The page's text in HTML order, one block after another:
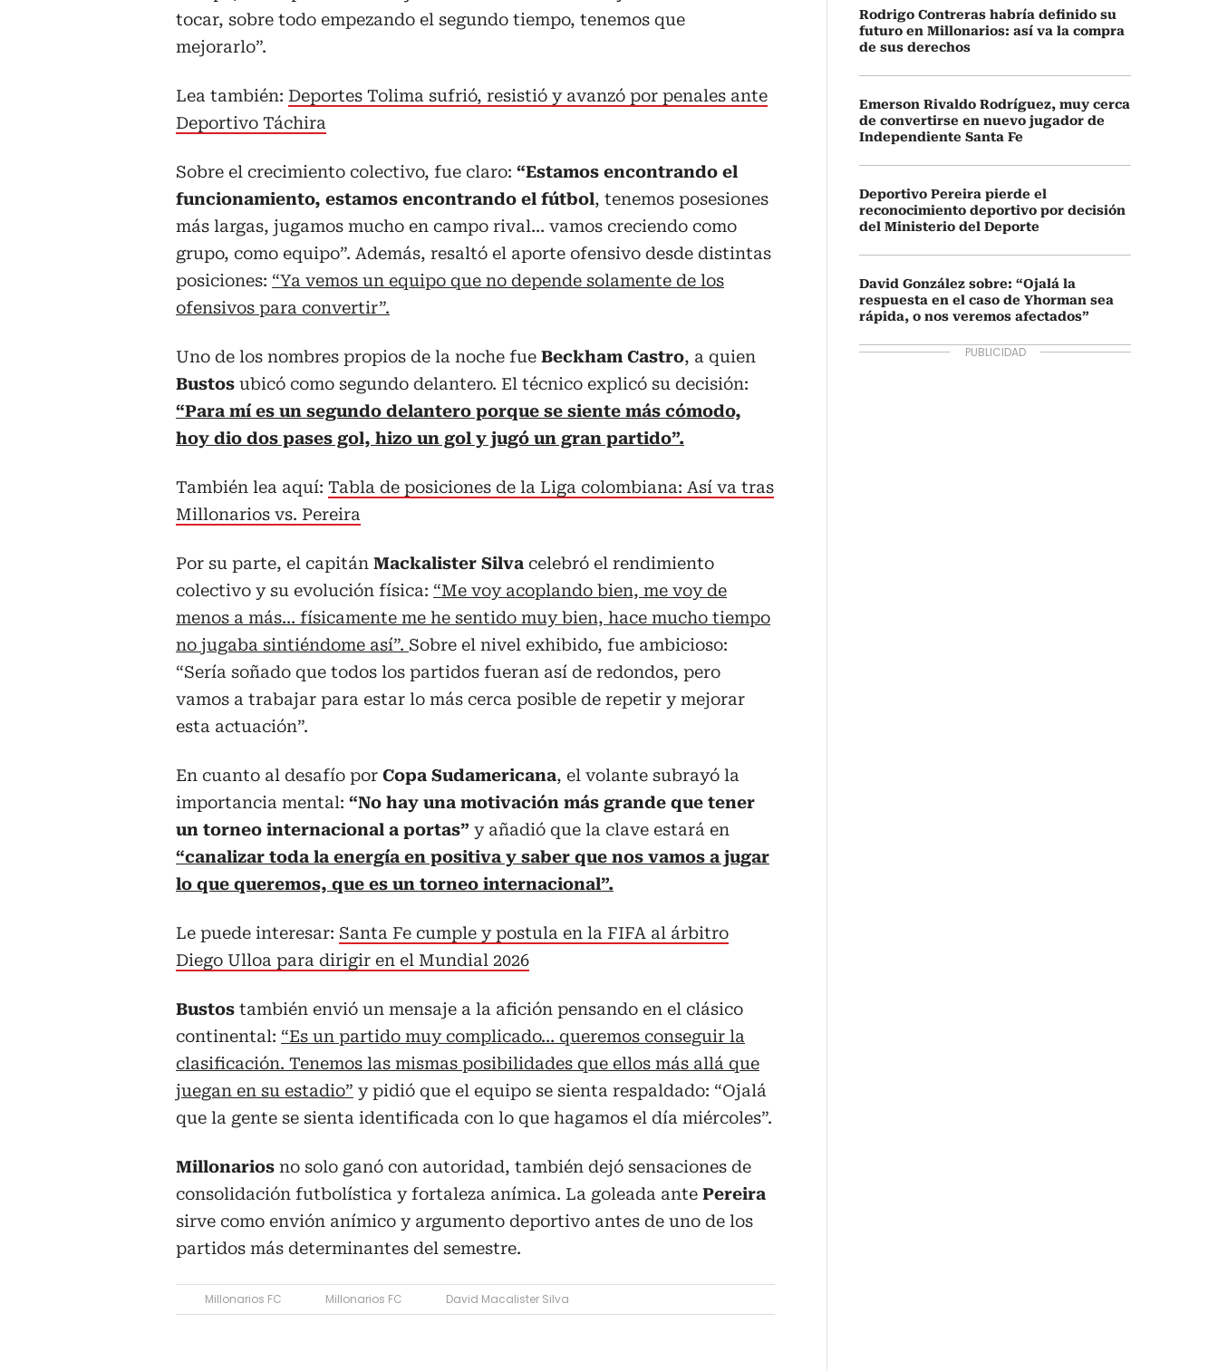
tocar, sobre todo empezando el segundo tiempo, tenemos que
mejorarlo”.
Lea también: Deportes Tolima sufrió, resistió y avanzó por penales ante
Deportivo Táchira
Sobre el crecimiento colectivo, fue claro: “Estamos encontrando el
funcionamiento, estamos encontrando el fútbol, tenemos posesiones
más largas, jugamos mucho en campo rival… vamos creciendo como
grupo, como equipo”. Además, resaltó el aporte ofensivo desde distintas
posiciones: “Ya vemos un equipo que no depende solamente de los
ofensivos para convertir”.
Uno de los nombres propios de la noche fue Beckham Castro, a quien
Bustos ubicó como segundo delantero. El técnico explicó su decisión:
“Para mí es un segundo delantero porque se siente más cómodo,
hoy dio dos pases gol, hizo un gol y jugó un gran partido”.
También lea aquí: Tabla de posiciones de la Liga colombiana: Así va tras
Millonarios vs. Pereira
Por su parte, el capitán Mackalister Silva celebró el rendimiento
colectivo y su evolución física: “Me voy acoplando bien, me voy de
menos a más… físicamente me he sentido muy bien, hace mucho tiempo
no jugaba sintiéndome así”. Sobre el nivel exhibido, fue ambicioso:
“Sería soñado que todos los partidos fueran así de redondos, pero
vamos a trabajar para estar lo más cerca posible de repetir y mejorar
esta actuación”.
En cuanto al desafío por Copa Sudamericana, el volante subrayó la
importancia mental: “No hay una motivación más grande que tener
un torneo internacional a portas” y añadió que la clave estará en
“canalizar toda la energía en positiva y saber que nos vamos a jugar
lo que queremos, que es un torneo internacional”.
Le puede interesar: Santa Fe cumple y postula en la FIFA al árbitro
Diego Ulloa para dirigir en el Mundial 2026
Bustos también envió un mensaje a la afición pensando en el clásico
continental: “Es un partido muy complicado… queremos conseguir la
clasificación. Tenemos las mismas posibilidades que ellos más allá que
juegan en su estadio” y pidió que el equipo se sienta respaldado: “Ojalá
que la gente se sienta identificada con lo que hagamos el día miércoles”.
Millonarios no solo ganó con autoridad, también dejó sensaciones de
consolidación futbolística y fortaleza anímica. La goleada ante Pereira
sirve como envión anímico y argumento deportivo antes de uno de los
partidos más determinantes del semestre.
Millonarios FC Millonarios FC David Macalister Silva
Rodrigo Contreras habría definido su
futuro en Millonarios: así va la compra
de sus derechos
Emerson Rivaldo Rodríguez, muy cerca
de convertirse en nuevo jugador de
Independiente Santa Fe
Deportivo Pereira pierde el
reconocimiento deportivo por decisión
del Ministerio del Deporte
David González sobre: “Ojalá la
respuesta en el caso de Yhorman sea
rápida, o nos veremos afectados”